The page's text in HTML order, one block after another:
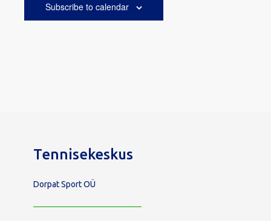
Subscribe to calendar
Tennisekeskus
Dorpat Sport OÜ